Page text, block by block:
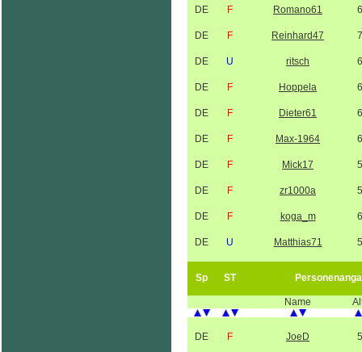
DE F Romano61
DE F Reinhard47
DE U ritsch
DE F Hoppela
DE F Dieter61
DE F Max-1964
DE F Mick17
DE F zr1000a
DE F koga_m
DE U Matthias71
Sp ST
Name
DE F JoeD